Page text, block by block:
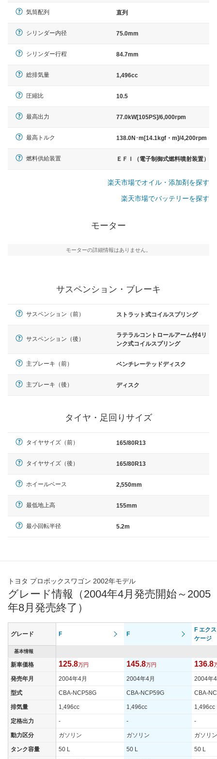
気筒配列 直列
シリンダー内径 75.0mm
シリンダー行程 84.7mm
総排気量 1,496cc
圧縮比 10.5
最高出力 77.0kW[105PS]/6,000rpm
最高トルク 138.0N･m[14.1kgf・m]/4,200rpm
燃料供給装置 ＥＦＩ（電子制御式燃料噴射装置）
楽天市場でオイル・添加剤を探す
楽天市場でバッテリーを探す
モーター
モーターの詳細情報はありません。
サスペンション・ブレーキ
サスペンション（前） ストラット式コイルスプリング
サスペンション（後）
ラテラルコントロールアーム付4リ
ンク式コイルスプリング
主ブレーキ（前） ベンチレーテッドディスク
主ブレーキ（後） ディスク
タイヤ・足回りサイズ
タイヤサイズ（前） 165/80R13
タイヤサイズ（後） 165/80R13
ホイールベース 2,550mm
最低地上高 155mm
最小回転半径 5.2m
トヨタ プロボックスワゴン 2002年モデル
グレード情報（2004年4月発売開始～2005
年8月発売終了）
グレード F F
F エク
ケージ
基本情報
新車価格 125.8万円 145.8万円 136.8
発売年月 2004年4月 2004年4月 2004年
型式 CBA-NCP58G CBA-NCP59G CBA-
排気量 1,496cc 1,496cc 1,496cc
定格出力 - - -
動力区分 ガソリン ガソリン ガソリン
タンク容量 50 L 50 L 50 L